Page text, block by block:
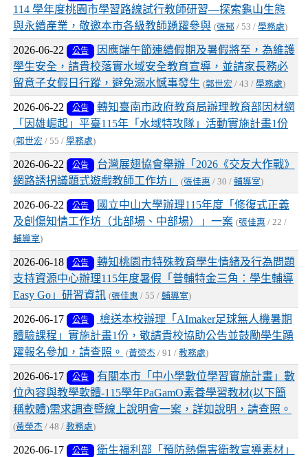
114 學年度桃園市學習路線試行教師研習—探索龜山生態
與永續產業，敬邀本市各級教師踴躍參與 (張郁 / 53 / 學務處)
2026-06-22 公告
因應端午節連續假期及暑假將至，為維護
學生安全，請貴校落實水域安全教育宣導，並請家長務必
留意子女假日行蹤，避免溺水憾事發生 (郭世宏 / 43 / 學務處)
2026-06-22 公告
轉知臺南市政府教育局辦理教育部因材網
「因雄崛起」平臺115年「水域特攻隊」活動實施計畫1份
(郭世宏 / 55 / 學務處)
2026-06-22 公告
台灣展翅協會舉辦「2026《交友大作戰》
網路誘拐議題式遊戲教師工作坊」
(張佳惠 / 30 / 輔導室)
2026-06-22 公告
國立中山大學辦理115年度「修復式正義
及創傷知情工作坊（北部場、中部場）」一案 (張佳惠 / 22 /
輔導室)
2026-06-18 公告
轉知桃園市特殊教育學生情緒及行為問題
支持資源中心辦理115年度暑假「普輔特金三角：學生輔導
Easy Go」研習資訊 (張佳惠 / 55 / 輔導室)
2026-06-17 公告
檢送本校辦理「AImaker足球無人機暑期
體驗課程」實施計畫1份，敬請貴校協助公告並鼓勵學生踴
躍報名參加，請查照。
(黃榮杰 / 91 / 教務處)
2026-06-17 公告
有關本市「中小學數位學習實施計畫」數
位內容與教學軟體-115學年PaGamO素養學習教材(以下簡
稱軟體)需求調查暨線上說明會一案，詳如說明，請查照。
(黃榮杰 / 48 / 教務處)
2026-06-17 公告
衛生福利部「預防熱傷害衛教宣導素材」